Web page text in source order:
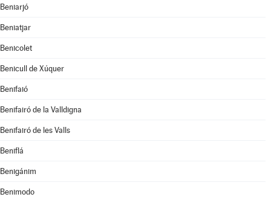
Beniarjó
Beniatjar
Benicolet
Benicull de Xúquer
Benifaió
Benifairó de la Valldigna
Benifairó de les Valls
Beniflá
Benigánim
Benimodo